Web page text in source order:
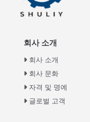
회사 소개
회사 소개
회사 문화
자격 및 명예
글로벌 고객